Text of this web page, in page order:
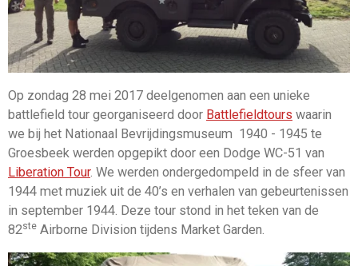
Op zondag 28 mei 2017 deelgenomen aan een unieke
battlefield tour georganiseerd door Battlefieldtours waarin
we bij het Nationaal Bevrijdingsmuseum 1940 - 1945 te
Groesbeek werden opgepikt door een Dodge WC-51 van
Liberation Tour. We werden ondergedompeld in de sfeer van
1944 met muziek uit de 40’s en verhalen van gebeurtenissen
in september 1944. Deze tour stond in het teken van de
82ste Airborne Division tijdens Market Garden.